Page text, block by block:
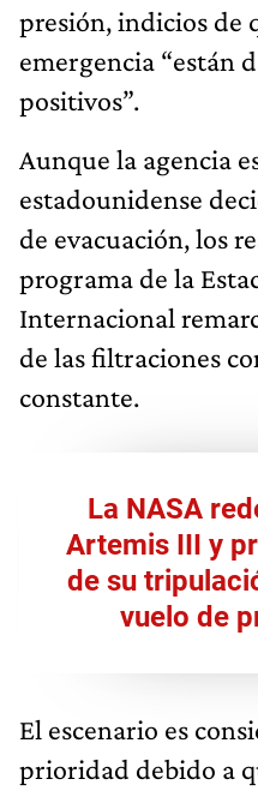
presión, indicios de
emergencia “están
positivos”.
Aunque la agencia
estadounidense
de evacuación, los
programa de la
Internacional
de las filtraciones
constante.
La NASA
Artemis III y
de su
vuelo de
El escenario es
prioridad debido a